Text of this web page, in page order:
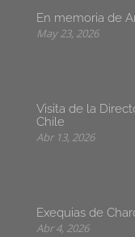
En memoria de
May 23, 2026
Visita de la
Chile
Abr 13, 2026
Exequias de
Abr 4, 2026